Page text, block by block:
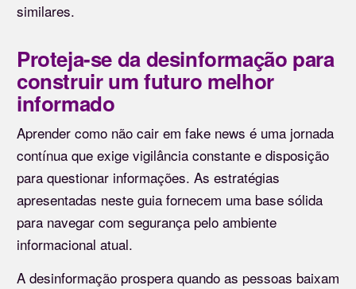
similares.
Proteja-se da desinformação para
construir um futuro melhor
informado
Aprender como não cair em fake news é uma jornada
contínua que exige vigilância constante e disposição
para questionar informações. As estratégias
apresentadas neste guia fornecem uma base sólida
para navegar com segurança pelo ambiente
informacional atual.
A desinformação prospera quando as pessoas baixam